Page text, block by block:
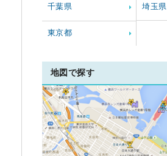
千葉県 埼玉県
東京都
地図で探す